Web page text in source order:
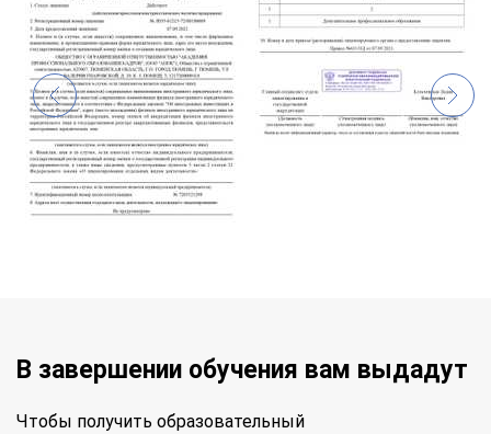
В завершении обучения вам выдадут
Чтобы получить образовательный